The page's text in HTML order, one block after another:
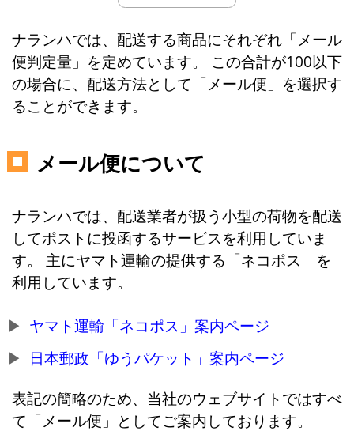
ナランハでは、配送する商品にそれぞれ「メール
便判定量」を定めています。 この合計が100以下
の場合に、配送方法として「メール便」を選択す
ることができます。
メール便について
ナランハでは、配送業者が扱う小型の荷物を配送
してポストに投函するサービスを利用していま
す。 主にヤマト運輸の提供する「ネコポス」を
利用しています。
ヤマト運輸「ネコポス」案内ページ
日本郵政「ゆうパケット」案内ページ
表記の簡略のため、当社のウェブサイトではすべ
て「メール便」としてご案内しております。